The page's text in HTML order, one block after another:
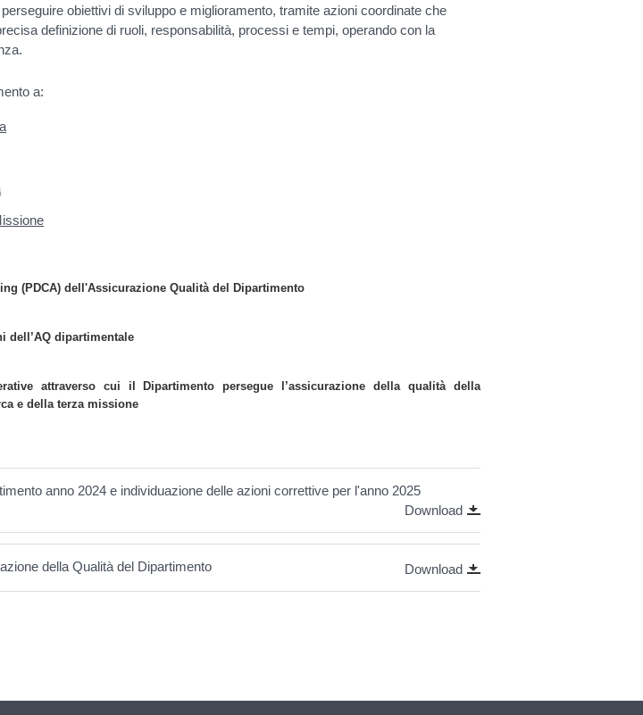
obiettivi di sviluppo e miglioramento, tramite azioni coordinate che
definizione di ruoli, responsabilità, processi e tempi, operando con la
a:
(PDCA) dell'Assicurazione Qualità del Dipartimento
dell’AQ dipartimentale
attraverso cui il Dipartimento persegue l’assicurazione della qualità della
e della terza missione
anno 2024 e individuazione delle azioni correttive per l'anno 2025
Download
della Qualità del Dipartimento Download